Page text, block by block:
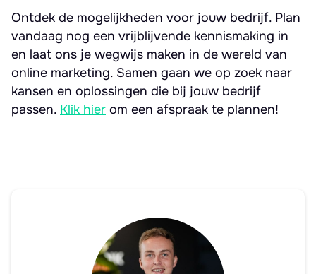
Ontdek de mogelijkheden voor jouw bedrijf. Plan
vandaag nog een vrijblijvende kennismaking in
en laat ons je wegwijs maken in de wereld van
online marketing. Samen gaan we op zoek naar
kansen en oplossingen die bij jouw bedrijf
passen. Klik hier om een afspraak te plannen!